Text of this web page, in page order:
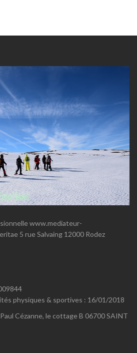
www.mediateur-
5 rue Salvaing 12000 Rodez
physiques & sportives : 16/01/2018
Cézanne, le cottage B 06700 SAINT